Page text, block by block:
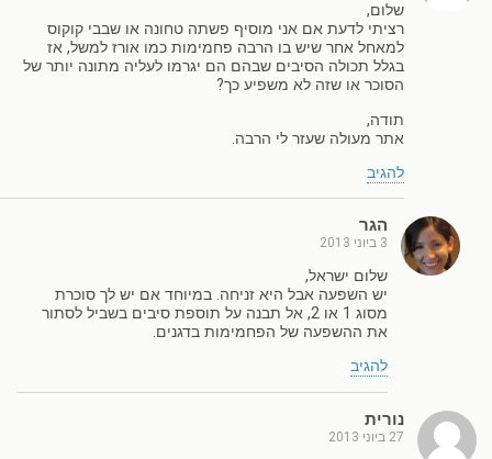
שלום,
רציתי לדעת אם אני מוסיף פשתה טחונה או שבבי קוקוס
למאחל אחר שיש בו הרבה פחמימות כמו אורז למשל, אז
בגלל תכולה הסיבים שבהם הם יגרמו לעליה מתונה יותר של
הסוכר או שזה לא משפיע כך?
תודה,
אתר מעולה שעזר לי הרבה.
להגיב
הגר
3 ביוני 2013
שלום ישראל,
יש השפעה אבל היא זניחה. במיוחד אם יש לך סוכרת
מסוג 1 או 2, אל תבנה על תוספת סיבים בשביל לסתור
את ההשפעה של הפחמימות בדגנים.
להגיב
נורית
27 ביוני 2013